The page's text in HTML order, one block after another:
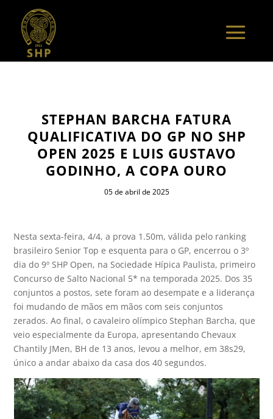
STEPHAN BARCHA FATURA
QUALIFICATIVA DO GP NO SHP
OPEN 2025 E LUIS GUSTAVO
GODINHO, A COPA OURO
05 de abril de 2025
Nesta sexta-feira, 4/4, a prova 1.50m, válida pelo ranking
brasileiro Senior Top e esquenta para o GP, encerrou o 3º
dia do 9º SHP Open, na Sociedade Hípica Paulista, primeiro
Concurso de Salto Nacional 5* na temporada 2025. Dos 35
conjuntos a postos, sete foram ao desempate e a liderança
foi mudando de mãos em mãos com seis conjuntos
zerados. Ao final, o cavaleiro olímpico Stephan Barcha, que
veio especialmente da Europa, apresentando Chevaux
Chantily JMen, BH de 13 anos, levou a melhor, em 38s29,
único a andar abaixo da casa dos 40 segundos.